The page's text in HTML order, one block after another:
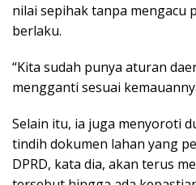
nilai sepihak tanpa mengacu
berlaku.
“Kita sudah punya aturan
mengganti sesuai
Selain itu, ia juga menyoroti
tindih dokumen lahan yang
DPRD, kata dia, akan terus